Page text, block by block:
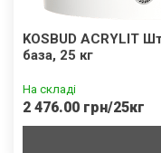
KOSBUD ACRYLIT
база, 25 кг
На складі
2 476.00 грн/25кг